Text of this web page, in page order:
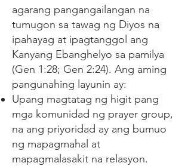
agarang pangangailangan na
tumugon sa tawag ng Diyos na
ipahayag at ipagtanggol ang
Kanyang Ebanghelyo sa pamilya
(Gen 1:28; Gen 2:24). Ang aming
pangunahing layunin ay:
Upang magtatag ng higit pang
mga komunidad ng prayer group,
na ang priyoridad ay ang bumuo
ng mapagmahal at
mapagmalasakit na relasyon.